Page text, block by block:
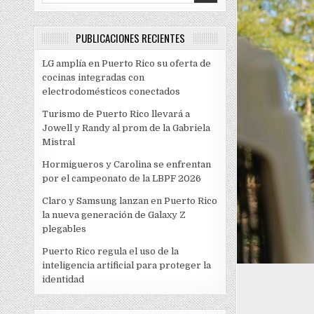
PUBLICACIONES RECIENTES
LG amplía en Puerto Rico su oferta de
cocinas integradas con
electrodomésticos conectados
Turismo de Puerto Rico llevará a
Jowell y Randy al prom de la Gabriela
Mistral
Hormigueros y Carolina se enfrentan
por el campeonato de la LBPF 2026
Claro y Samsung lanzan en Puerto Rico
la nueva generación de Galaxy Z
plegables
Puerto Rico regula el uso de la
inteligencia artificial para proteger la
identidad